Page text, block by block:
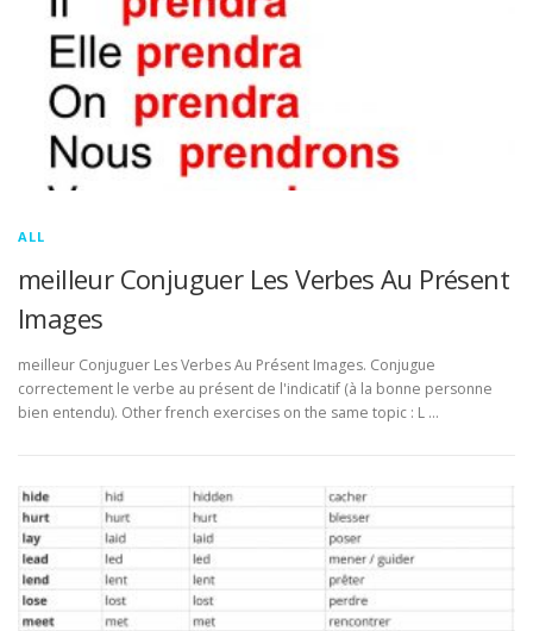
ALL
meilleur Conjuguer Les Verbes Au Présent
Images
meilleur Conjuguer Les Verbes Au Présent Images. Conjugue
correctement le verbe au présent de l'indicatif (à la bonne personne
bien entendu). Other french exercises on the same topic : L …